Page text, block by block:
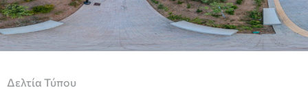
Δελτία Τύπου